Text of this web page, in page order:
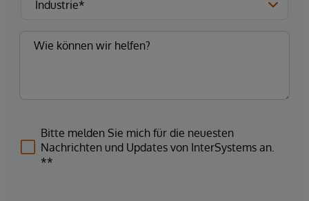
Bitte melden Sie mich für die neuesten
Nachrichten und Updates von InterSystems an.
**